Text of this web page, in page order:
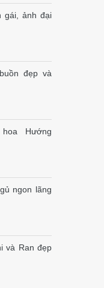
gái, ảnh đại
đẹp và
Hướng
ngon lãng
và Ran đẹp